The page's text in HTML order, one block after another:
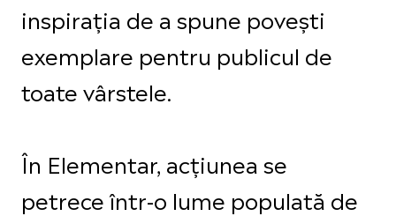
inspirația de a spune povești
exemplare pentru publicul de
toate vârstele.
În Elementar, acțiunea se
petrece într-o lume populată de